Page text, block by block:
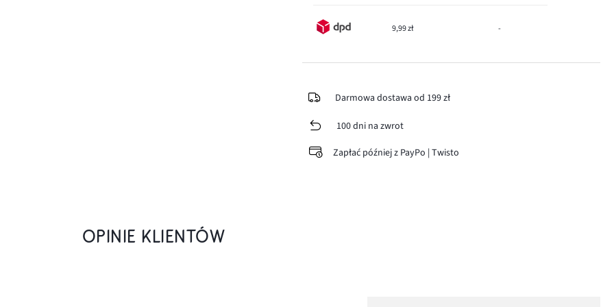
9,99 zł -
Darmowa dostawa od 199 zł
100 dni na zwrot
Zapłać później z PayPo | Twisto
OPINIE KLIENTÓW